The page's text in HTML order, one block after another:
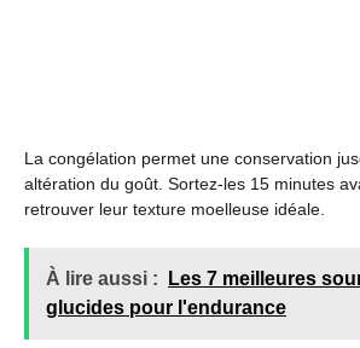
La congélation permet une conservation
altération du goût. Sortez-les 15 minutes
retrouver leur texture moelleuse idéale.
À lire aussi :
Les 7 meilleures
glucides pour l'endurance